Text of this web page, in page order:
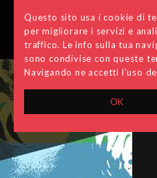
OK
Questo sito usa i cookie di
per migliorare i servizi e
traffico. Le info sulla tua
sono condivise con queste
Navigando ne accetti l'uso